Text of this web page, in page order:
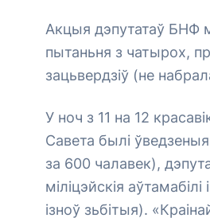
Акцыя дэпутатаў БНФ
пытаньня з чатырох,
зацьвердзіў (не
У ноч з 11 на 12
Савета былі
за 600 чалавек),
міліцэйскія
ізноў зьбітыя).